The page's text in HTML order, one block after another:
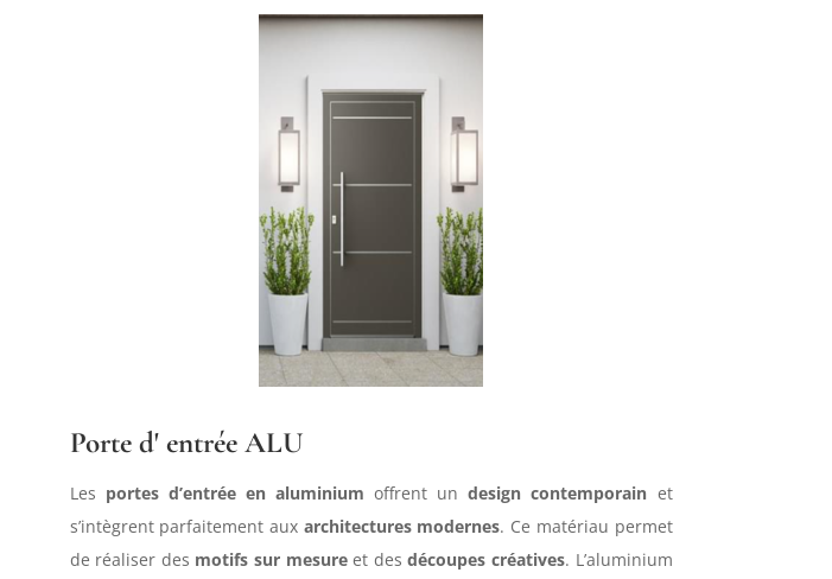
Porte d' entrée ALU
Les portes d’entrée en aluminium offrent undesign contemporain et
s’intègrent parfaitement aux architectures modernes. Ce matériau permet
de réaliser des motifs sur mesureet desdécoupes créatives. L’aluminium